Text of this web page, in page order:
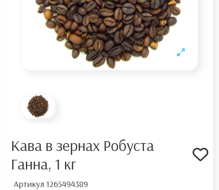
Кава в зернах Робуста
Ганна, 1 кг
Артикул 1265494389